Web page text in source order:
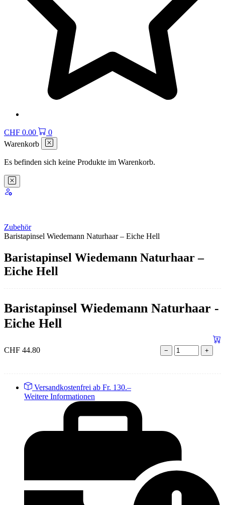
CHF 0.00
0
Warenkorb
Es befinden sich keine Produkte im Warenkorb.
Zubehör
Baristapinsel Wiedemann Naturhaar – Eiche Hell
Baristapinsel Wiedemann Naturhaar –
Eiche Hell
Baristapinsel Wiedemann Naturhaar -
Eiche Hell
CHF 44.80 − +
Versandkostenfrei ab Fr. 130.–
Weitere Informationen